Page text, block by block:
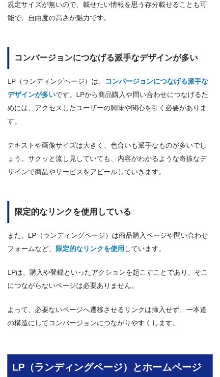
規定サイズが無いので、載せたい情報を思う存分載せることも可
能で、自由度の高さが魅力です。
コンバージョンにつなげる派手なデザインが多い
LP（ランディングページ）は、
コンバージョンにつなげる派手な
デザインが多いです。LPから商品購入や問い合わせにつなげるた
めには、アクセスしたユーザーの興味や関心を引く必要がありま
す。
テキストや画像サイズは大きく、色合いも派手なものが多いでし
ょう。サクッと流し見していても、内容がわかるような奇抜なデ
ザインで商品やサービスをアピールしていきます。
限定的なリンクを使用している
また、LP（ランディングページ）は商品購入ページや問い合わせ
フォームなど、
限定的なリンクを使用 しています。
LPは、購入や登録といったアクションを起こすことであり、そこ
につながらないページは必要ありません。
よって、必要ないページへ遷移させるリンクは挿入せず、一本道
の構造にしてコンバージョンにつながりやすくします。
LP（ランディングページ）とホームページ